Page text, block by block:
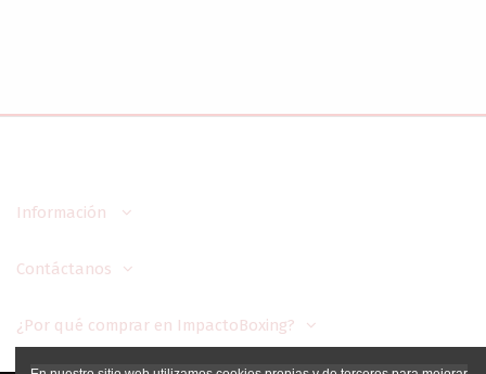
Información
Contáctanos
¿Por qué comprar en ImpactoBoxing?